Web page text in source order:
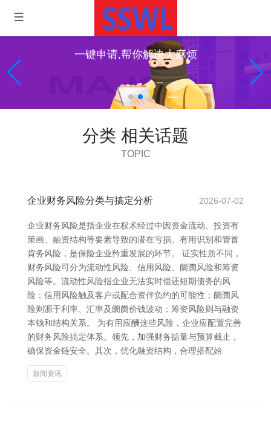
一键申请,帮你解决大麻烦
分类 相关话题
TOPIC
企业财务风险分类与搞定分析 2026-07-02
企业财务风险是指企业在权术经过中因资金流动、投资有
策画、融资结构等要素导致的潜在亏损。有用识别和管首
肯务风险，是保险企业矜重发展的环节。 证实性质不同，
财务风险可分为流动性风险、信用风险、阛阓风险和筹资
风险等。流动性风险指企业无法实时偿还短期债务的风
险；信用风险触及客户或配合资伴负约的可能性；阛阓风
险则源于利率、汇率及阛阓价钱波动；筹资风险则与融资
本钱和结构关系。 为有用应酬这些风险，企业应配置完善
的财务风险搞定体系。领先，加强财务掂量与预算截止，
确保资金链安全。其次，优化融资结构，合理搭配始
新闻资讯